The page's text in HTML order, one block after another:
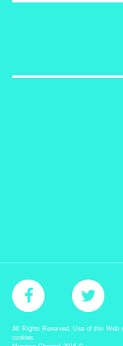
All Rights Reserved. Use of this
cookies